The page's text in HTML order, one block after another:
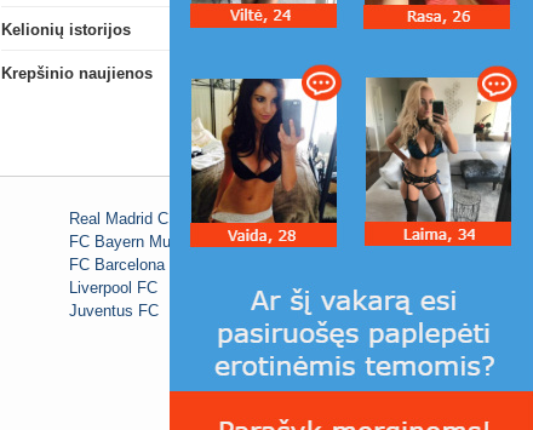
Kelionių istorijos
Krepšinio naujienos
Real Madrid C.F.
FC Bayern Munich
FC Barcelona
Liverpool FC
Juventus FC